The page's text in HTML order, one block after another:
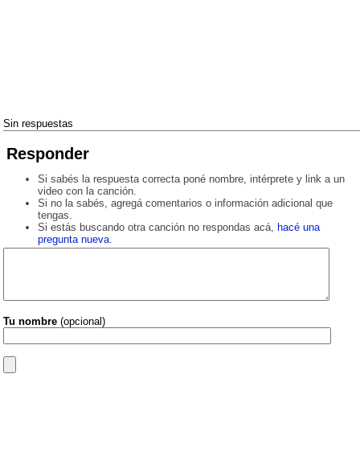
Sin respuestas
Responder
Si sabés la respuesta correcta poné nombre, intérprete y link a un
video con la canción.
Si no la sabés, agregá comentarios o información adicional que
tengas.
Si estás buscando otra canción no respondas acá, hacé una
pregunta nueva.
Tu nombre (opcional)